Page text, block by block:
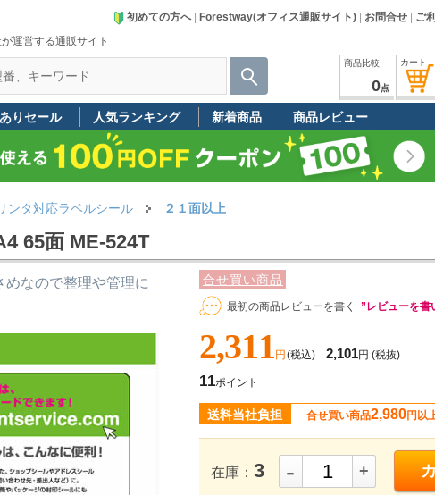
運営する通販サイト
初めての方へ| Forestway(オフィス通販サイト) お問合せ ご
カート
商品比較
0点
りセール 人気ランキング 新着商品 商品レビュー
ンタ対応ラベルシール ２１面以上
65面 ME-524T
合せ買い商品
最初の商品レビューを書く ”レビューを書
2,311 円 (税込) 2,101円 (税抜)
11ポイント
送料当社負担 合せ買い商品2,980円以
在庫： 3 - +
なので整理や管理に